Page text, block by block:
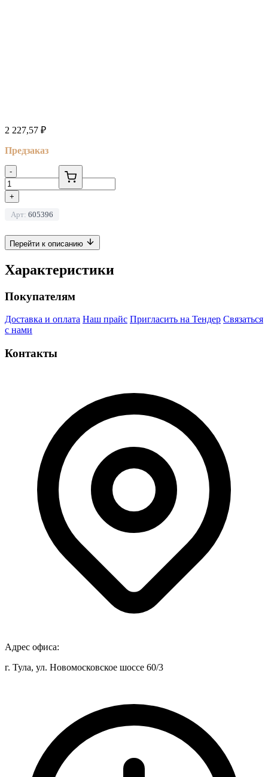
2 227,57 ₽
Предзаказ
-
+
Арт: 605396
Перейти к описанию
Характеристики
Покупателям
Доставка и оплата Наш прайс Пригласить на Тендер Связаться
с нами
Контакты
Адрес офиса:
г. Тула, ул. Новомосковское шоссе 60/3